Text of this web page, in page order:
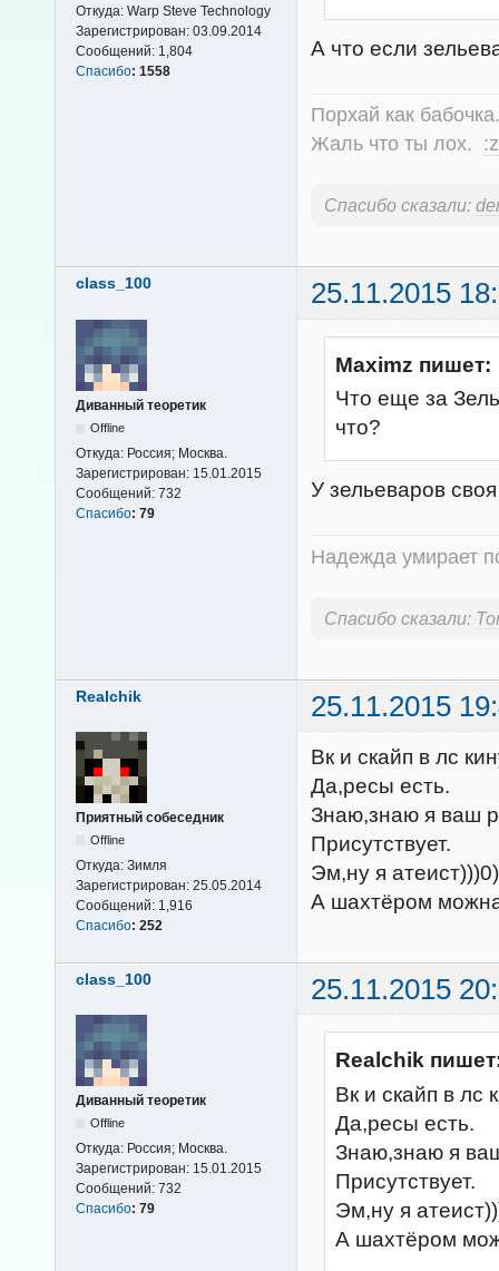
Откуда: Warp Steve Technology
Зарегистрирован: 03.09.2014
Сообщений: 1,804
Спасибо: 1558
А что если
Порхай как бабочка.
Жаль что ты лох.
Спасибо сказали:
class_100 25.11.2015
Диванный теоретик
Offline
Откуда: Россия; Москва.
Зарегистрирован: 15.01.2015
Сообщений: 732
Спасибо: 79
Maximz пишет:
Что еще за
что?
У зельеваров
Надежда умирает
Спасибо сказали:
Realchik 25.11.2015
Приятный собеседник
Offline
Откуда: Зимля
Зарегистрирован: 25.05.2014
Сообщений: 1,916
Спасибо: 252
Вк и скайп в лс
Да,ресы есть.
Знаю,знаю я ваш
Присутствует.
Эм,ну я
А шахтёром
class_100 25.11.2015
Диванный теоретик
Offline
Откуда: Россия; Москва.
Зарегистрирован: 15.01.2015
Сообщений: 732
Спасибо: 79
Realchik
Вк и скайп в лс
Да,ресы есть.
Знаю,знаю я
Присутствует.
Эм,ну я
А шахтёром